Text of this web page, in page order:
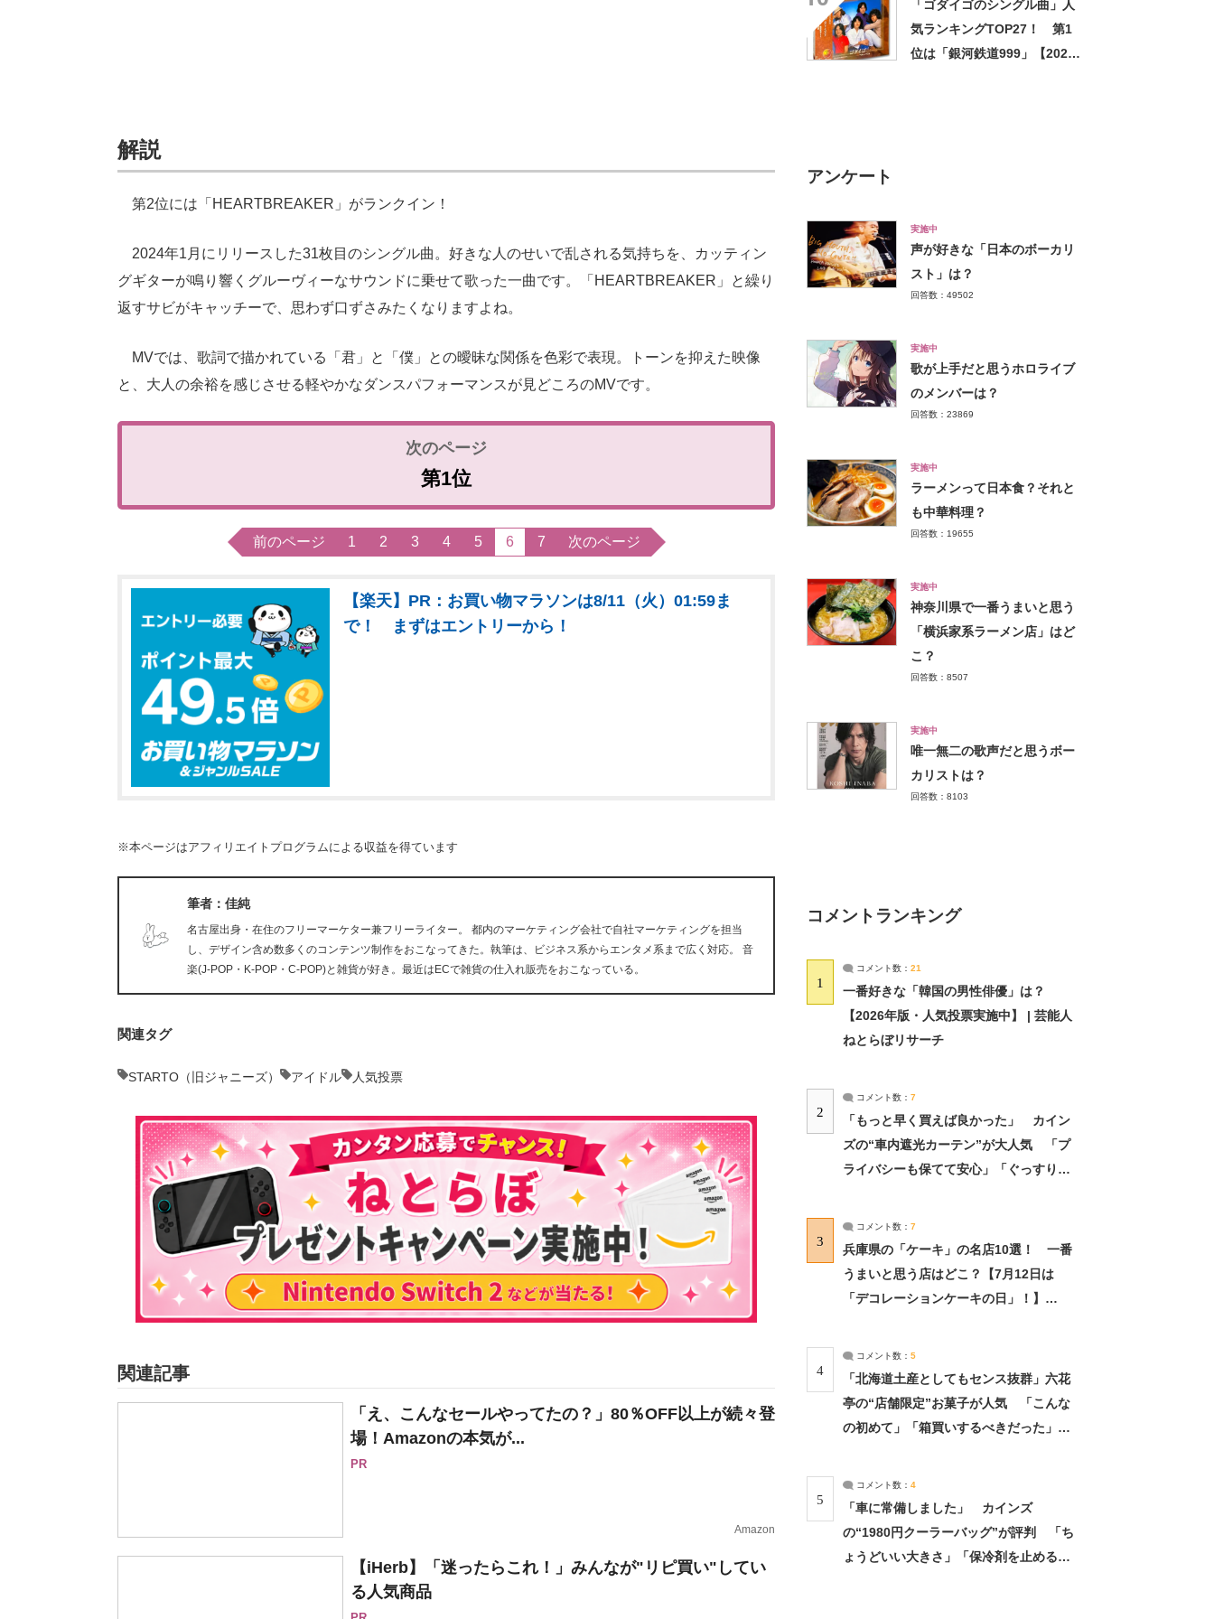
解説
第2位には「HEARTBREAKER」がランクイン！
2024年1月にリリースした31枚目のシングル曲。好きな人のせいで乱される気持ちを、カッティン
グギターが鳴り響くグルーヴィーなサウンドに乗せて歌った一曲です。「HEARTBREAKER」と繰り
返すサビがキャッチーで、思わず口ずさみたくなりますよね。
MVでは、歌詞で描かれている「君」と「僕」との曖昧な関係を色彩で表現。トーンを抑えた映像
と、大人の余裕を感じさせる軽やかなダンスパフォーマンスが見どころのMVです。
第1位
前のページ 1 2 3 4 5 6 7 次のページ
【楽天】PR：お買い物マラソンは8/11（火）01:59ま
で！ まずはエントリーから！
※本ページはアフィリエイトプログラムによる収益を得ています
筆者：佳純
名古屋出身・在住のフリーマーケター兼フリーライター。 都内のマーケティング会社で自社マーケティングを担当
し、デザイン含め数多くのコンテンツ制作をおこなってきた。執筆は、ビジネス系からエンタメ系まで広く対応。 音
楽(J-POP・K-POP・C-POP)と雑貨が好き。最近はECで雑貨の仕入れ販売をおこなっている。
関連タグ
STARTO（旧ジャニーズ） アイドル 人気投票
関連記事
「え、こんなセールやってたの？」80％OFF以上が続々登
場！Amazonの本気が...
PR
Amazon
【iHerb】「迷ったらこれ！」みんなが"リピ買い"してい
る人気商品
「ゴダイゴのシングル曲」人
気ランキングTOP27！ 第1
位は「銀河鉄道999」【2023
アンケート
実施中
声が好きな「日本のボーカリ
スト」は？
回答数：49502
実施中
歌が上手だと思うホロライブ
のメンバーは？
回答数：23869
実施中
ラーメンって日本食？それと
も中華料理？
回答数：19655
実施中
神奈川県で一番うまいと思う
「横浜家系ラーメン店」はど
こ？
回答数：8507
実施中
唯一無二の歌声だと思うボー
カリストは？
回答数：8103
コメントランキング
1
コメント数： 21
一番好きな「韓国の男性俳優」は？
【2026年版・人気投票実施中】 | 芸能人
ねとらぼリサーチ
2
コメント数： 7
「もっと早く買えば良かった」 カイン
ズの“車内遮光カーテン”が大人気 「プ
ライバシーも保てて安心」「ぐっすり眠
3
コメント数： 7
兵庫県の「ケーキ」の名店10選！ 一番
うまいと思う店はどこ？【7月12日は
「デコレーションケーキの日」！】
4
コメント数： 5
「北海道土産としてもセンス抜群」六花
亭の“店舗限定”お菓子が人気 「こんな
の初めて」「箱買いするべきだった」
5
コメント数： 4
「車に常備しました」 カインズ
の“1980円クーラーバッグ”が評判 「ち
ょうどいい大きさ」「保冷剤を止めるベ